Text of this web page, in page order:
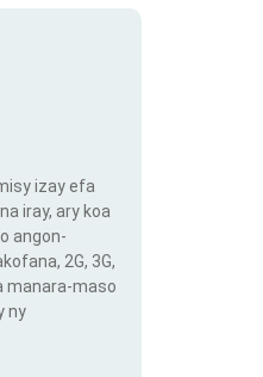
izay efa
iray, ary koa
angon-
2G, 3G,
manara-maso
ny